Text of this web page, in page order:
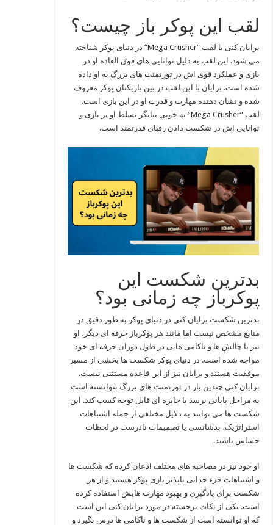
لقب این پوکر باز چیست؟
برایان کنی با لقب “Mega Crusher” در دنیای پوکر شناخته
می‌ شود. این لقب به دلیل توانایی‌ های فوق‌ العاده او در
بازی و عملکرد قوی‌ اش در تورنمنت‌ های بزرگ به او داده
شده است. برایان با این لقب در بین بازیکنان پوکر معروف
شده و نشان‌ دهنده مهارت و قدرت او در این بازی است.
لقب “Mega Crusher” به خوبی بیانگر تسلط او بر بازی و
توانایی‌ اش در شکست دادن رقبای قدرتمند است.
بدترین شکست این
پوکرباز چه زمانی بود؟
بدترین شکست برایان کنی در دنیای پوکر به طور دقیق در
منابع مشخص نیست اما مانند هر پوکرباز حرفه‌ ای دیگر، او
نیز با چالش‌ ها و ناکامی‌ هایی در طول دوران حرفه‌ ای خود
مواجه شده است. در دنیای پوکر شکست‌ ها بخشی از مسیر
موفقیت هستند و برایان نیز از این قاعده مستثنی نیست.
برایان کنی چندین بار در تورنمنت‌ های بزرگ نتوانسته است
به مراحل پایانی برسد یا جایزه‌ ای قابل توجه کسب کند. این
شکست‌ ها می‌ توانند به دلایل مختلفی از جمله اشتباهات
استراتژیک، بدشانسی یا تصمیمات نادرست در لحظات
حساس باشند.
او خود نیز در مصاحبه‌ های مختلف اذعان کرده که شکست‌ ها
و اشتباهات جزء جدایی‌ ناپذیر بازی پوکر هستند و از هر
شکست برای یادگیری و بهبود مهارت‌ هایش استفاده کرده
است. یکی از نکات برجسته در مورد برایان کنی این است
که او توانسته است از شکست‌ ها و ناکامی‌ ها درس بگیرد و